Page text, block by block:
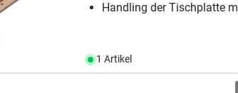
Handling der Tischplatte
1 Artikel